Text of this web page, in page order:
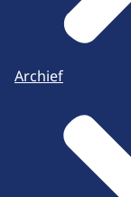
Archief